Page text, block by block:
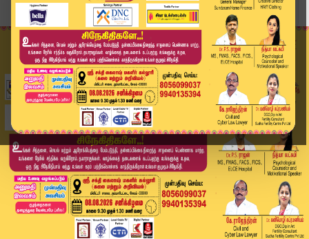
மாலை 7:00 மணி தலைப்பு செய்திகள் | 18-05-2026 | ...